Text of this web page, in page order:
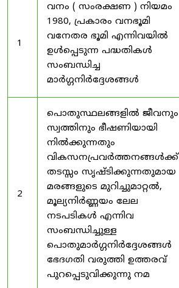
1
വനം ( സംരക്ഷണ ) നിയമം
1980, പ്രകാരം വനഭൂമി
വനേതര ഭൂമി എന്നിവയിൽ
ഉൾപ്പെടുന്ന പദ്ധതികൾ
സംബന്ധിച്ച
മാർഗ്ഗനിർദ്ദേശങ്ങൾ
2
പൊതുസ്ഥലങ്ങളിൽ ജീവനും
സ്വത്തിനും ഭീഷണിയായി
നിൽക്കുന്നതും
വികസനപ്രവർത്തനങ്ങൾക്ക്
തടസ്സം സൃഷ്ടിക്കുന്നതുമായ
മരങ്ങളുടെ മുറിച്ചുമാറ്റൽ,
മൂല്യനിർണ്ണയം ലേല
നടപടികൾ എന്നിവ
സംബന്ധിച്ചുള്ള
പൊതുമാർഗ്ഗനിർദ്ദേശങ്ങൾ
ഭേദഗതി വരുത്തി ഉത്തരവ്
പുറപ്പെടുവിക്കുന്നു നമ